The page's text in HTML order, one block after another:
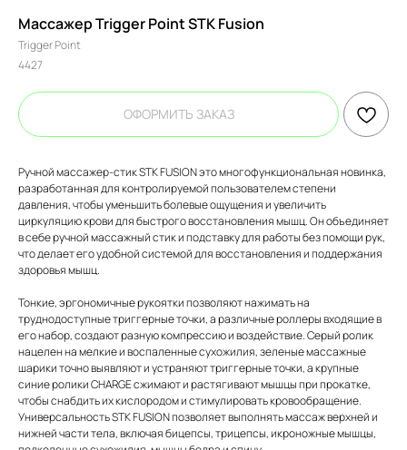
Массажер Trigger Point STK Fusion
Trigger Point
4427
ОФОРМИТЬ ЗАКАЗ
Ручной массажер-стик STK FUSION это многофункциональная новинка,
разработанная для контролируемой пользователем степени
давления, чтобы уменьшить болевые ощущения и увеличить
циркуляцию крови для быстрого восстановления мышц. Он объединяет
в себе ручной массажный стик и подставку для работы без помощи рук,
что делает его удобной системой для восстановления и поддержания
здоровья мышц.
Тонкие, эргономичные рукоятки позволяют нажимать на
труднодоступные триггерные точки, а различные роллеры входящие в
его набор, создают разную компрессию и воздействие. Серый ролик
нацелен на мелкие и воспаленные сухожилия, зеленые массажные
шарики точно выявляют и устраняют триггерные точки, а крупные
синие ролики CHARGE сжимают и растягивают мышцы при прокатке,
чтобы снабдить их кислородом и стимулировать кровообращение.
Универсальность STK FUSION позволяет выполнять массаж верхней и
нижней части тела, включая бицепсы, трицепсы, икроножные мышцы,